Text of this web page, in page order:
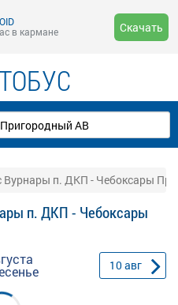
в кармане
Скачать
Вурнары п. ДКП - Чебоксары
п. ДКП - Чебоксары
10авг